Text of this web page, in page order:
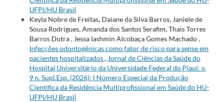
UFPI/HU Brasil
Keyla Nobre de Freitas, Daiane da Silva Barros, Janiele de
Sousa Rodrigues, Amanda dos Santos Serafim, Thais Torres
Barros Dutra , Jessa Iashmin Alcobaça Gomes Machado ,
Infecções odontogênicas como fator de risco para sepse em
pacientes hospitalizados, Jornal de Ciências da Saúde do
Hospital Universitário da Universidade Federal do Piauí: v.
9 n. Supl.Esp. (2026): I Número Especial da Produção
Científica da Residência Multiprofissional em Saúde do HU-
UFPI/HU Brasil